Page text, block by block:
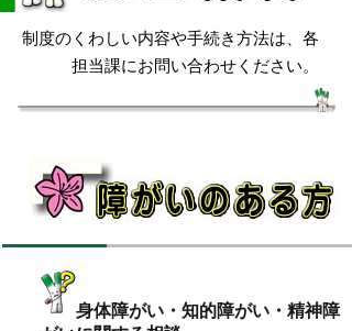
制度のくわしい内容や手続き方法は、各
担当課にお問い合わせください。
身体障がい・知的障がい・精神障